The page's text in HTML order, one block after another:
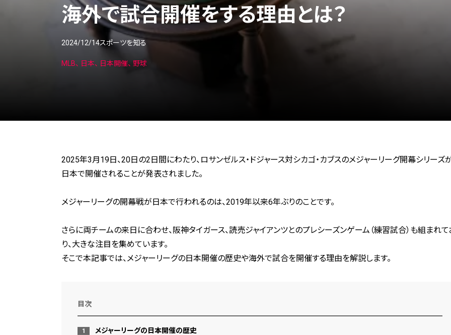
海外で試合開催をする理由とは？
2024/12/14スポーツを知る
MLB 日本 日本開催 野球
2025年3月19日、20日の2日間にわたり、ロサンゼルス・ドジャース対シカゴ・カブスのメジャーリーグ開幕シリーズ
日本で開催されることが発表されました。
メジャーリーグの開幕戦が日本で行われるのは、2019年以来6年ぶりのことです。
さらに両チームの来日に合わせ、阪神タイガース、読売ジャイアンツとのプレシーズンゲーム（練習試合）も組まれて
り、大きな注目を集めています。
そこで本記事では、メジャーリーグの日本開催の歴史や海外で試合を開催する理由を解説します。
目次
メジャーリーグの日本開催の歴史